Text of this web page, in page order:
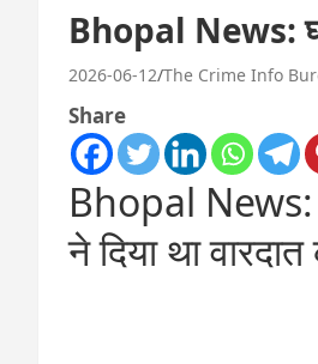
Bhopal News: घन
2026-06-12 The Crime Info
Share
Bhopal News:
ने दिया था